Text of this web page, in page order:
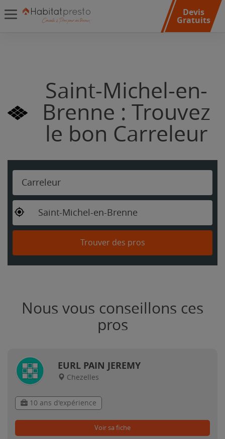
Devis
Gratuits
Saint-Michel-en-
Brenne : Trouvez
le bon Carreleur
Carreleur
Saint-Michel-en-Brenne
Trouver des pros
Nous vous conseillons ces
pros
EURL PAIN JEREMY
Chezelles
10 ans d'expérience
Voir sa fiche